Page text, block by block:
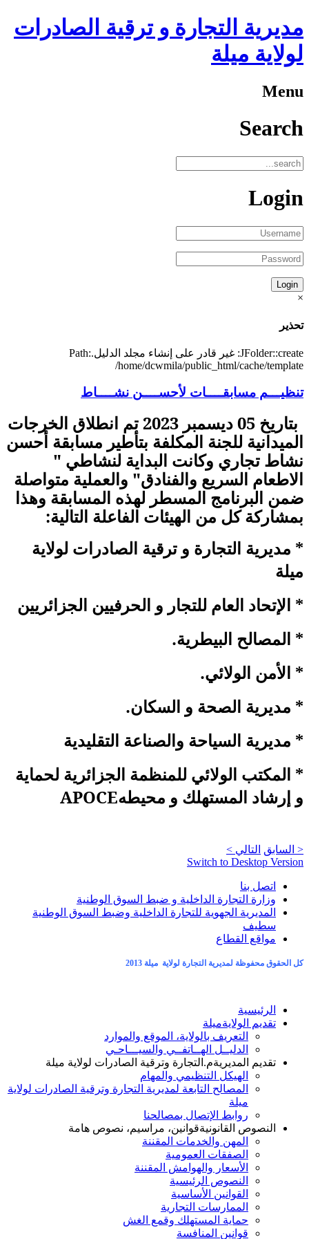
مديرية التجارة و ترقية الصادرات
لولاية ميلة
Menu
Search
Login
×
تحذير
JFolder::create: غير قادر على إنشاء مجلد الدليل.Path:
/home/dcwmila/public_html/cache/template
تنظيـــم مسابقــــات لأحســــن نشــــاط
بتاريخ 05 ديسمبر 2023 تم انطلاق الخرجات
الميدانية للجنة المكلفة بتأطير مسابقة أحسن
نشاط تجاري وكانت البداية لنشاطي "
الاطعام السريع والفنادق" والعملية متواصلة
ضمن البرنامج المسطر لهذه المسابقة وهذا
بمشاركة كل من الهيئات الفاعلة التالية:
* مديرية التجارة و ترقية الصادرات لولاية
ميلة
* الإتحاد العام للتجار و الحرفيين الجزائريين
* المصالح البيطرية.
* الأمن الولائي.
* مديرية الصحة و السكان.
* مديرية السياحة والصناعة التقليدية
* المكتب الولائي للمنظمة الجزائرية لحماية
و إرشاد المستهلك و محيطهAPOCE
< السابق التالي >
Switch to Desktop Version
اتصل بنا
وزارة التجارة الداخلية و ضبط السوق الوطنية
المديرية الجهوية للتجارة الداخلية وضبط السوق الوطنية
سطيف
مواقع القطاع
كل الحقوق محفوظة لمديرية التجارة لولاية ميلة 2013
الرئيسية
تقديم الولايةميلة
التعريف بالولاية، الموقع والموارد
الدليــل الهــاتفــي والسيـــاحـي
تقديم المديريةم.التجارة وترقية الصادرات لولاية ميلة
الهيكل التنظيمي والمهام
المصالح التابعة لمديرية التجارة وترقية الصادرات لولاية
ميلة
روابط الإتصال بمصالحنا
النصوص القانونيةقوانين، مراسيم، نصوص هامة
المهن والخدمات المقننة
الصفقات العمومية
الأسعار والهوامش المقننة
النصوص الرئيسية
القوانين الأساسية
الممارسات التجارية
حماية المستهلك وقمع الغش
قوانين المنافسة